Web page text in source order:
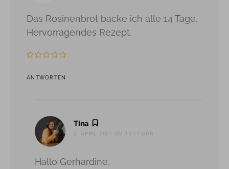
Das Rosinenbrot backe ich alle 14 Tage.
Hervorragendes Rezept.
ANTWORTEN
Tina
2. APRIL 2021 UM 12:17 UHR
Hallo Gerhardine,